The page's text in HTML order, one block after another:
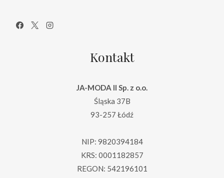
Kontakt
JA-MODA II Sp. z o.o.
Śląska 37B
93-257 Łódź
NIP: 9820394184
KRS: 0001182857
REGON: 542196101